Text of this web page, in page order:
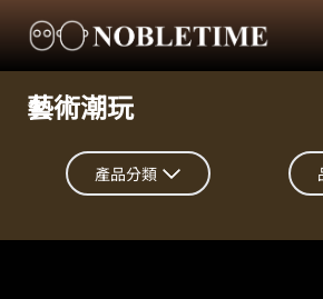
藝術潮玩
產品分類